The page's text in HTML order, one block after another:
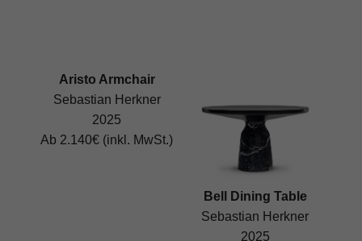
Aristo Armchair
Sebastian Herkner
2025
Ab 2.140€ (inkl. MwSt.)
Bell Dining Table
Sebastian Herkner
2025